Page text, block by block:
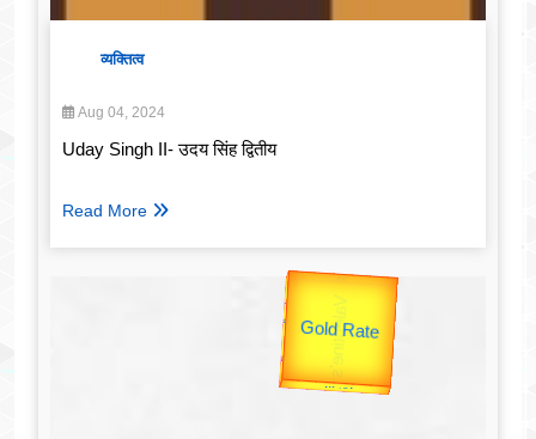
व्यक्तित्व
Aug 04, 2024
Uday Singh II- उदय सिंह द्वितीय
Read More
उप प्रधानमंत्री
Valentine's
उपराष्ट्रपति
यात्रा
Gold Rate unTV Special